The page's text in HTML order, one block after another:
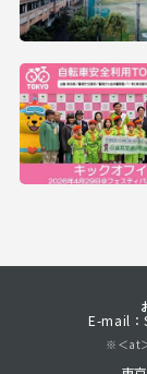
E-mail
※＜at